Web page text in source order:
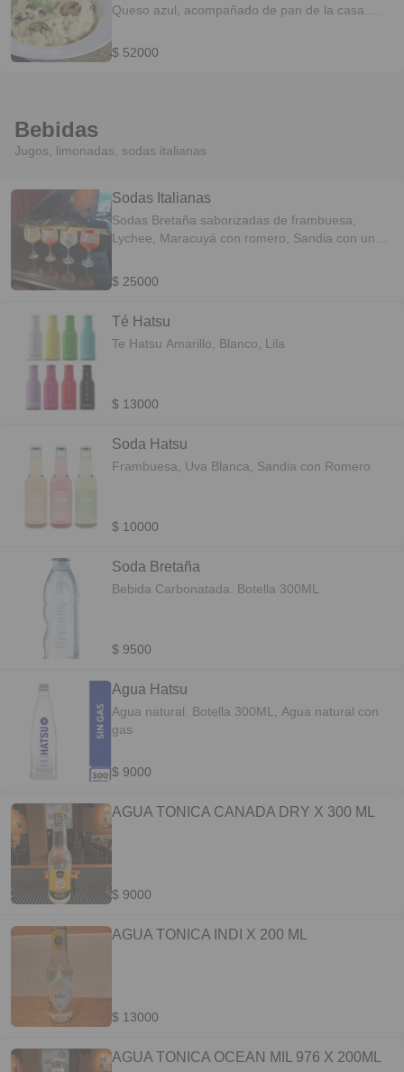
Queso azul, acompañado de pan de la casa.
$ 52000
Bebidas
Jugos, limonadas, sodas italianas
Sodas Italianas
Sodas Bretaña saborizadas de frambuesa,
Lychee, Maracuyá con romero, Sandia con un
$ 25000
Té Hatsu
Te Hatsu Amarillo, Blanco, Lila
$ 13000
Soda Hatsu
Frambuesa, Uva Blanca, Sandia con Romero
$ 10000
Soda Bretaña
Bebida Carbonatada. Botella 300ML
$ 9500
Agua Hatsu
Agua natural. Botella 300ML, Agua natural con
gas
$ 9000
AGUA TONICA CANADA DRY X 300 ML
$ 9000
AGUA TONICA INDI X 200 ML
$ 13000
AGUA TONICA OCEAN MIL 976 X 200ML